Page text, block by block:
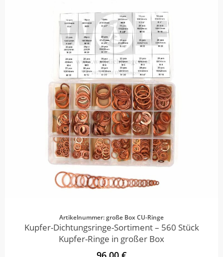
Artikelnummer: große Box CU-Ringe
Kupfer-Dichtungsringe-Sortiment – 560 Stück
Kupfer-Ringe in großer Box